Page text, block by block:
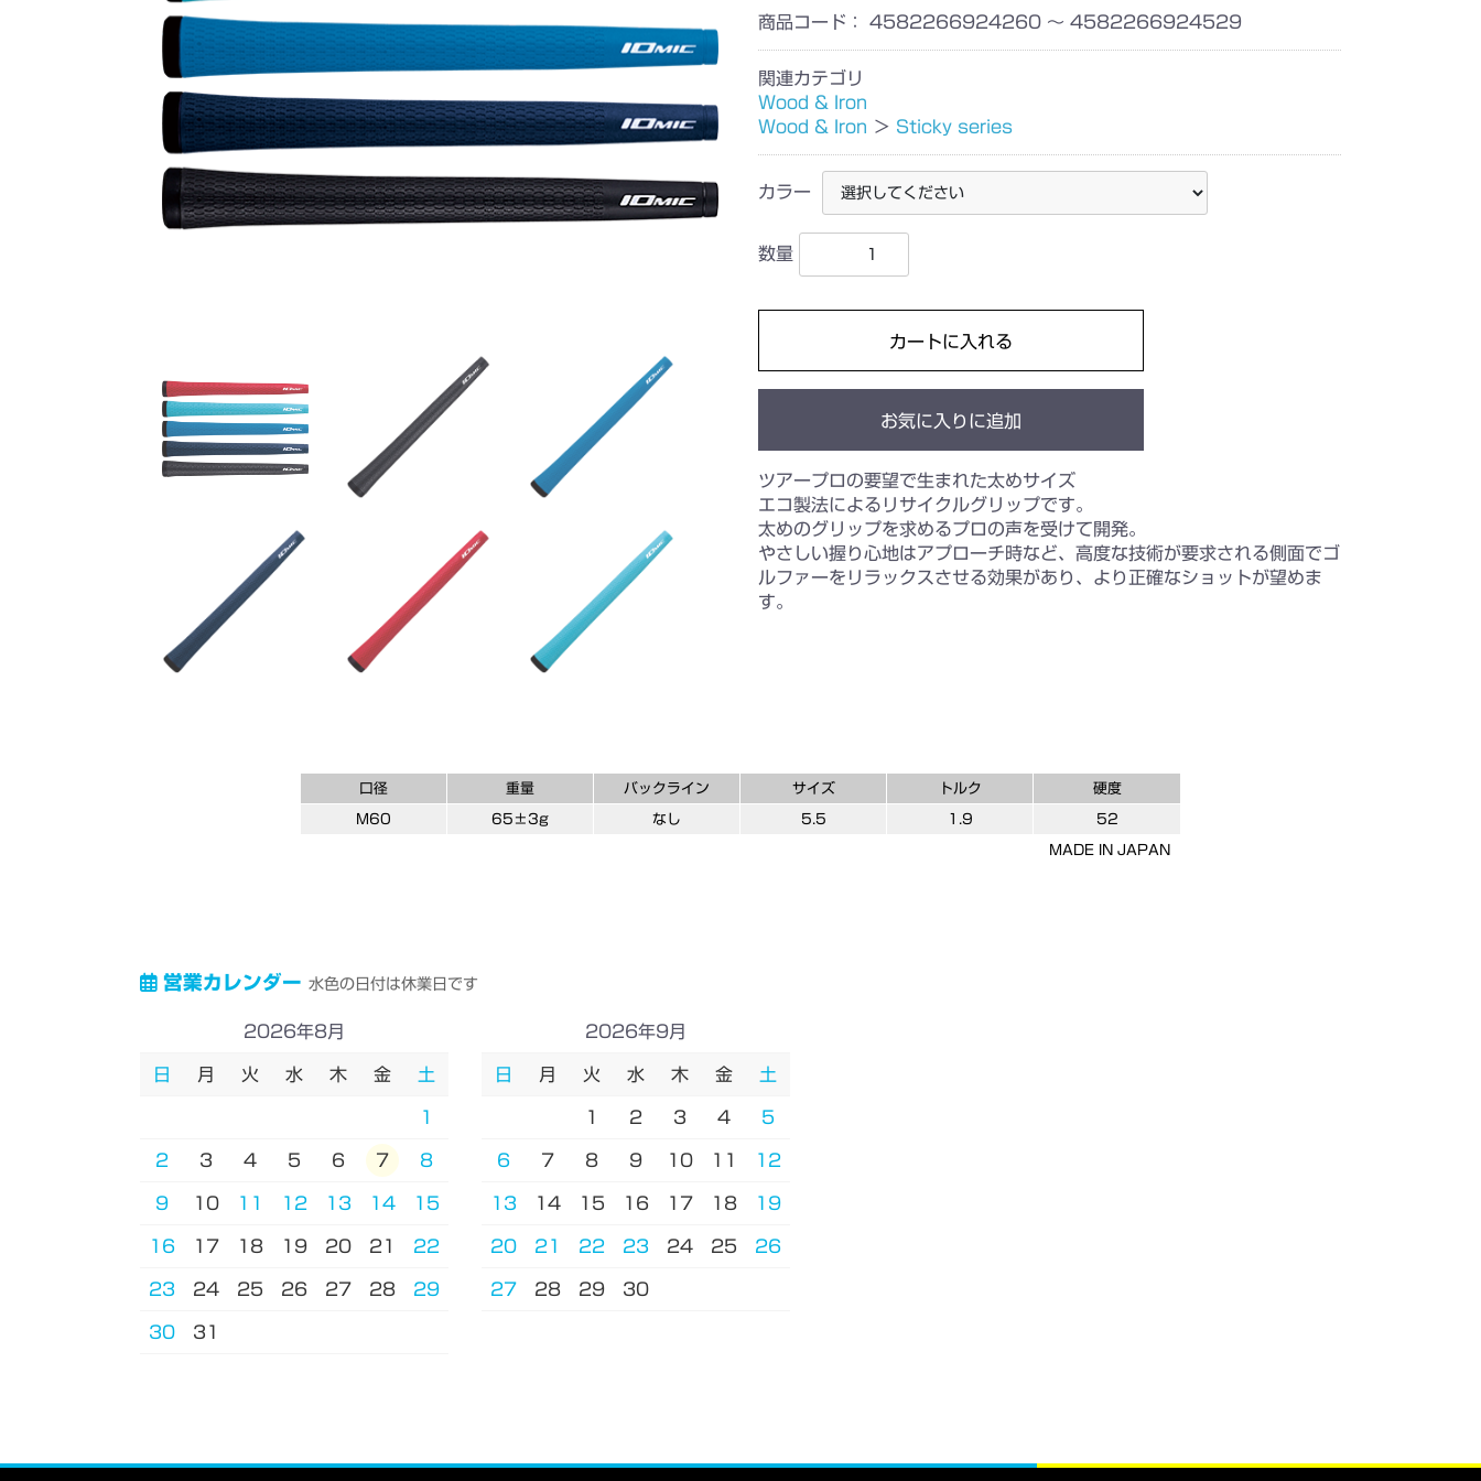
商品コード： 4582266924260 ～ 4582266924529
関連カテゴリ
Wood & Iron
Wood & Iron ＞ Sticky series
カラー
数量
カートに入れる
お気に入りに追加
ツアープロの要望で生まれた太めサイズ
エコ製法によるリサイクルグリップです。
太めのグリップを求めるプロの声を受けて開発。
やさしい握り心地はアプローチ時など、高度な技術が要求される側面でゴ
ルファーをリラックスさせる効果があり、より正確なショットが望めま
す。
口径 重量 バックライン サイズ トルク 硬度
M60 65±3g なし 5.5 1.9 52
MADE IN JAPAN
営業カレンダー 水色の日付は休業日です
2026年8月
日 月 火 水 木 金 土
1
2 3 4 5 6 7 8
9 10 11 12 13 14 15
16 17 18 19 20 21 22
23 24 25 26 27 28 29
30 31
2026年9月
日 月 火 水 木 金 土
1 2 3 4 5
6 7 8 9 10 11 12
13 14 15 16 17 18 19
20 21 22 23 24 25 26
27 28 29 30